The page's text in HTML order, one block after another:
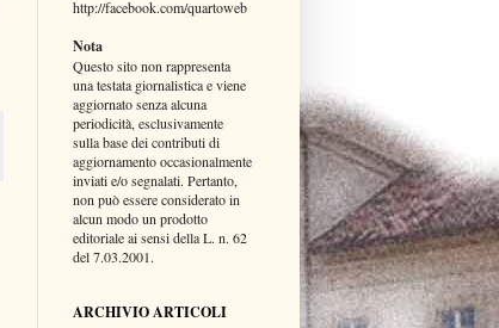
http://facebook.com/quartoweb
Nota
Questo sito non rappresenta
una testata giornalistica e viene
aggiornato senza alcuna
periodicità, esclusivamente
sulla base dei contributi di
aggiornamento occasionalmente
inviati e/o segnalati. Pertanto,
non può essere considerato in
alcun modo un prodotto
editoriale ai sensi della L. n. 62
del 7.03.2001.
ARCHIVIO ARTICOLI